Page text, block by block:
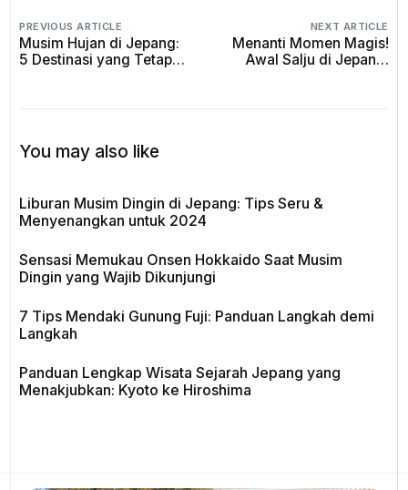
PREVIOUS ARTICLE
Musim Hujan di Jepang:
5 Destinasi yang Tetap
NEXT ARTICLE
Menanti Momen Magis!
Awal Salju di Jepang:
You may also like
Liburan Musim Dingin di Jepang: Tips Seru &
Menyenangkan untuk 2024
Sensasi Memukau Onsen Hokkaido Saat Musim
Dingin yang Wajib Dikunjungi
7 Tips Mendaki Gunung Fuji: Panduan Langkah demi
Langkah
Panduan Lengkap Wisata Sejarah Jepang yang
Menakjubkan: Kyoto ke Hiroshima